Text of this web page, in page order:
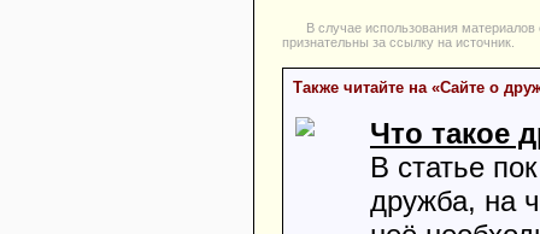
В случае использования
признательны за ссылку на источник.
Также читайте на «Cайте о
Что такое
В статье
дружба, на